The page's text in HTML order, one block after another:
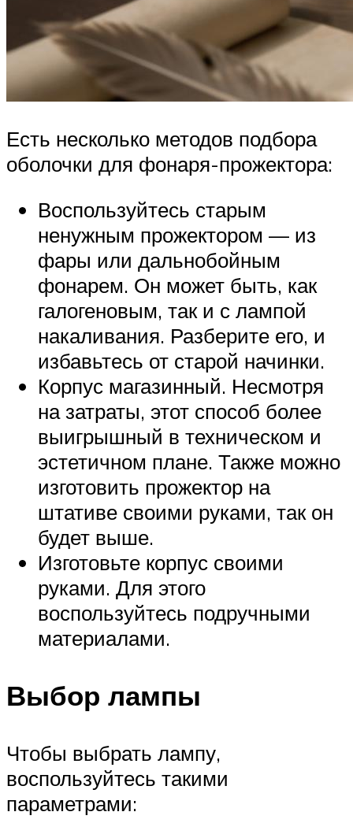
Есть несколько методов подбора
оболочки для фонаря-прожектора:
Воспользуйтесь старым
ненужным прожектором — из
фары или дальнобойным
фонарем. Он может быть, как
галогеновым, так и с лампой
накаливания. Разберите его, и
избавьтесь от старой начинки.
Корпус магазинный. Несмотря
на затраты, этот способ более
выигрышный в техническом и
эстетичном плане. Также можно
изготовить прожектор на
штативе своими руками, так он
будет выше.
Изготовьте корпус своими
руками. Для этого
воспользуйтесь подручными
материалами.
Выбор лампы
Чтобы выбрать лампу,
воспользуйтесь такими
параметрами: